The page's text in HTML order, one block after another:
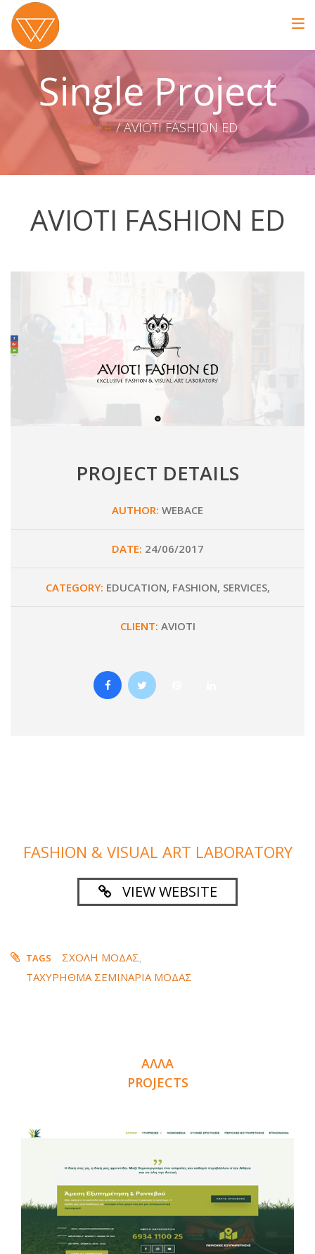
Single Project
ΑΡΧΙΚΗ AVIOTI FASHION ED
AVIOTI FASHION ED
PROJECT DETAILS
AUTHOR: WEBACE
DATE: 24/06/2017
CATEGORY: EDUCATION, FASHION, SERVICES,
CLIENT: AVIOTI
FASHION & VISUAL ART LABORATORY
VIEW WEBSITE
TAGS ΣΧΟΛΗ ΜΟΔΑΣ,
ΤΑΧΥΡΗΘΜΑ ΣΕΜΙΝΑΡΙΑ ΜΟΔΑΣ
ΑΛΛΑ
PROJECTS